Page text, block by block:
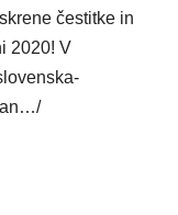
čestitke in
2020! V